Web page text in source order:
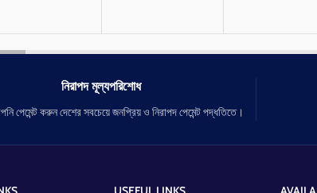
নিরাপদ মূল্যপরিশোধ
পেমেন্ট করুন দেশের সবচেয়ে জনপ্রিয় ও নিরাপদ পেমেন্ট পদ্ধতিতে।